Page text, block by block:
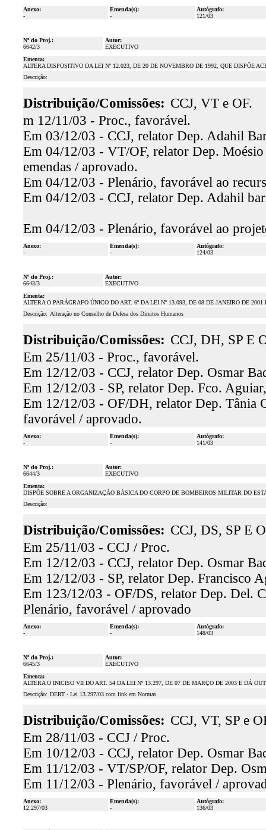
Anexo:
-
Emenda(s):
-
Autógrafo:
121/03
Nº do Proj.:
6642/3
Autor:
EXECUTIVO
Ementa:
ALTERA DISPOSITIVO DA LEI Nº 12.023, DE 20 DE NOVEMBRO DE 1992, QUE DISPÕE
Descrição:
Distribuição/Comissões: CCJ, VT e OF.
m 12/11/03 - Proc., favorável.
Em 03/12/03 - CCJ, relator Dep. Adahil
Em 04/12/03 - VT/OF, relator Dep.
emendas / aprovado.
Em 04/12/03 - Plenário, favorável ao
Em 04/12/03 - CCJ, relator Dep. Adahil
Em 04/12/03 - Plenário, favorável ao
Anexo:
-
Emenda(s):
-
Autógrafo:
124/03
Nº do Proj.:
6643/3
Autor:
EXECUTIVO
Ementa:
ALTERA O PARÁGRAFO ÚNICO DO ART. 6º DA LEI Nº 13.093, DE 08 DE JANEIRO DE
Descrição: Alteração no Conselho de Defesa dos Direitos Humanos
Distribuição/Comissões: CCJ, DH, SP E
Em 25/11/03 - Proc., favorável.
Em 12/12/03 - CCJ, relator Dep. Osmar
Em 12/12/03 - SP, relator Dep. Fco.
Em 12/12/03 - OF/DH, relator Dep. Tânia
favorável / aprovado.
Anexo:
-
Emenda(s):
-
Autógrafo:
141/03
Nº do Proj.:
6644/3
Autor:
EXECUTIVO
Ementa:
DISPÕE SOBRE A ORGANIZAÇÃO BÁSICA DO CORPO DE BOMBEIROS MILITAR DO
Descrição:
Distribuição/Comissões: CCJ, DS, SP E
Em 25/11/03 - CCJ / Proc.
Em 12/12/03 - CCJ, relator Dep. Osmar
Em 12/12/03 - SP, relator Dep. Francisco
Em 123/12/03 - OF/DS, relator Dep. Del.
Plenário, favorável / aprovado
Anexo:
-
Emenda(s):
-
Autógrafo:
148/03
Nº do Proj.:
6645/3
Autor:
EXECUTIVO
Ementa:
ALTERA O INICISO VII DO ART. 54 DA LEI Nº 13.297, DE 07 DE MARÇO DE 2003 E DÁ
Descrição: DERT - Lei 13.297/03 com link em Normas
Distribuição/Comissões: CCJ, VT, SP e
Em 28/11/03 - CCJ / Proc.
Em 10/12/03 - CCJ, relator Dep. Osmar
Em 11/12/03 - VT/SP/OF, relator Dep.
Em 11/12/03 - Plenário, favorável /
Anexo:
12.297/03
Emenda(s):
-
Autógrafo:
136/03